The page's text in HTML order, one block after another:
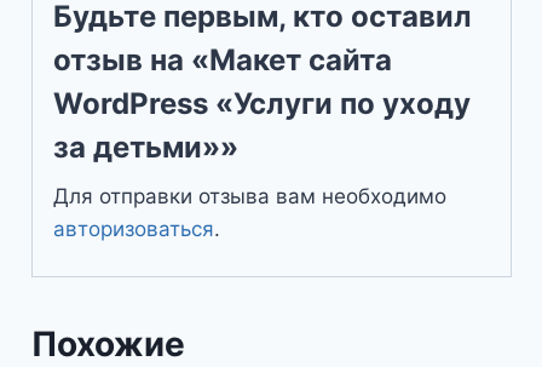
Будьте первым, кто оставил
отзыв на «Макет сайта
WordPress «Услуги по уходу
за детьми»»
Для отправки отзыва вам необходимо
авторизоваться.
Похожие